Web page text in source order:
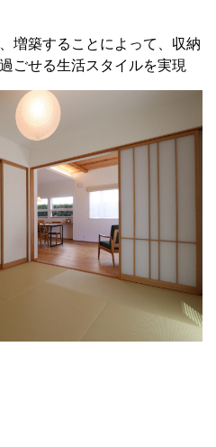
増築することによって、収納
ごせる生活スタイルを実現